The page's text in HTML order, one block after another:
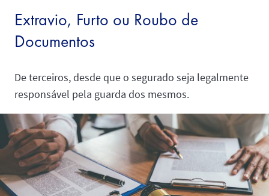
Extravio, Furto ou Roubo de
Documentos
De terceiros, desde que o segurado seja legalmente
responsável pela guarda dos mesmos.